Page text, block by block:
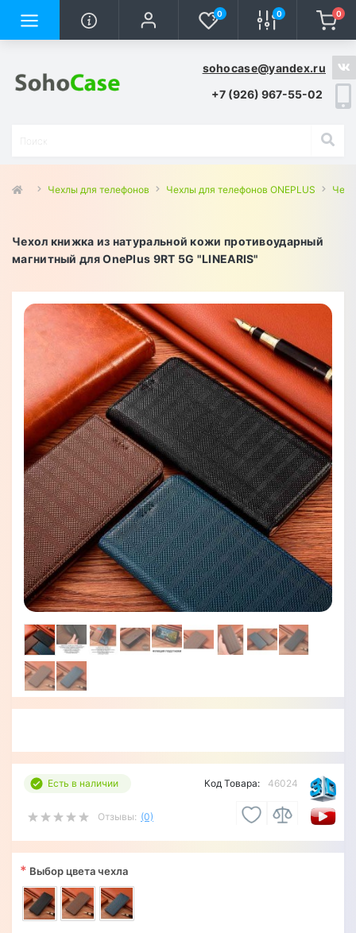
0 0 0
sohocase@yandex.ru
+7 (926) 967-55-02
Чехлы для телефонов Чехлы для телефонов ONEPLUS
Чехол книжка из натуральной кожи противоударный
магнитный для OnePlus 9RT 5G "LINEARIS"
Есть в наличии
Отзывы: (0)
Код Товара: 46024
* Выбор цвета чехла